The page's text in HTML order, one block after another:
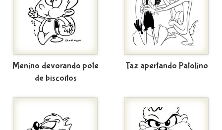
Menino devorando pote
de biscoitos
Taz apertando Patolino